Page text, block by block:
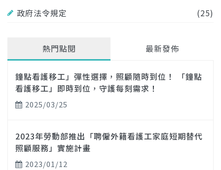
政府法令規定 (25)
熱門點閱 最新發佈
鐘點看護移工」彈性選擇，照顧隨時到位！ 「鐘點
看護移工」即時到位，守護每刻需求！
2025/03/25
2023年勞動部推出「聘僱外籍看護工家庭短期替代
照顧服務」實施計畫
2023/01/12